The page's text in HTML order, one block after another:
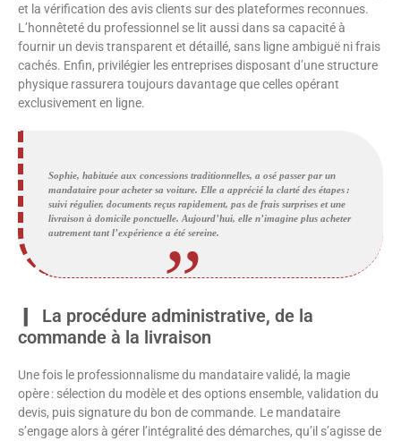
et la vérification des avis clients sur des plateformes reconnues.
L’honnêteté du professionnel se lit aussi dans sa capacité à
fournir un devis transparent et détaillé, sans ligne ambiguë ni frais
cachés. Enfin, privilégier les entreprises disposant d’une structure
physique rassurera toujours davantage que celles opérant
exclusivement en ligne.
Sophie, habituée aux concessions traditionnelles, a osé passer par un
mandataire pour acheter sa voiture. Elle a apprécié la clarté des étapes :
suivi régulier, documents reçus rapidement, pas de frais surprises et une
livraison à domicile ponctuelle. Aujourd’hui, elle n’imagine plus acheter
autrement tant l’expérience a été sereine.
La procédure administrative, de la
commande à la livraison
Une fois le professionnalisme du mandataire validé, la magie
opère : sélection du modèle et des options ensemble, validation du
devis, puis signature du bon de commande. Le mandataire
s’engage alors à gérer l’intégralité des démarches, qu’il s’agisse de